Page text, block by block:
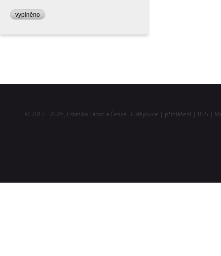
vyplněno
© 2012 - 2026, Estetika Tábor a České Budějovice | přihlášení | RSS |